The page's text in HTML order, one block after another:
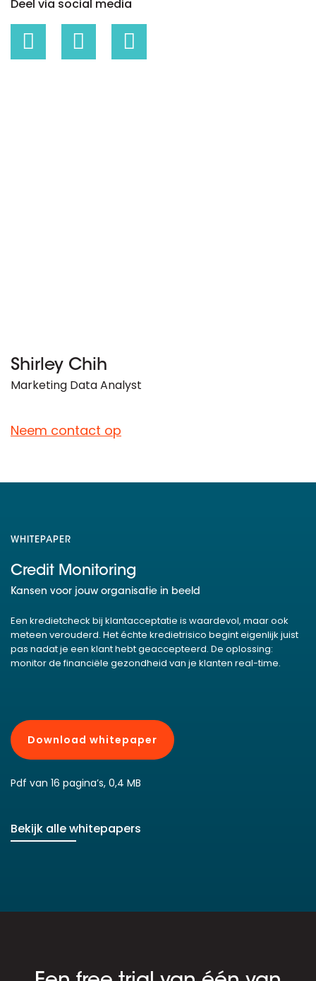
Deel via social media
Shirley Chih
Marketing Data Analyst
Neem contact op
WHITEPAPER
Credit Monitoring
Kansen voor jouw organisatie in beeld
Een kredietcheck bij klantacceptatie is waardevol, maar ook
meteen verouderd. Het échte kredietrisico begint eigenlijk juist
pas nadat je een klant hebt geaccepteerd. De oplossing:
monitor de financiële gezondheid van je klanten real-time.
Download whitepaper
Pdf van 16 pagina’s, 0,4 MB
Bekijk alle whitepapers